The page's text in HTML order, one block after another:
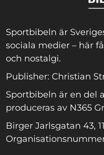
Sportbibeln är
sociala medier – här
och nostalgi.
Publisher: Christian
Sportbibeln är en del
produceras av N365
Birger Jarlsgatan 43,